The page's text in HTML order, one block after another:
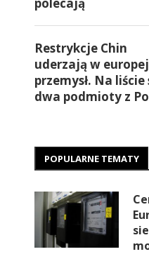
Restrykcje Chin
uderzają w
przemysł. Na liście
dwa podmioty z
POPULARNE TEMATY